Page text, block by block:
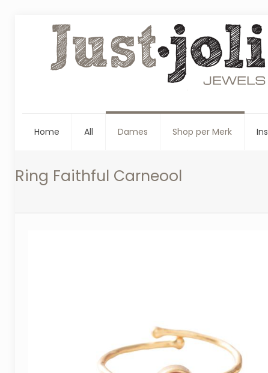
Home All Dames Shop per Merk
Ring Faithful Carneool